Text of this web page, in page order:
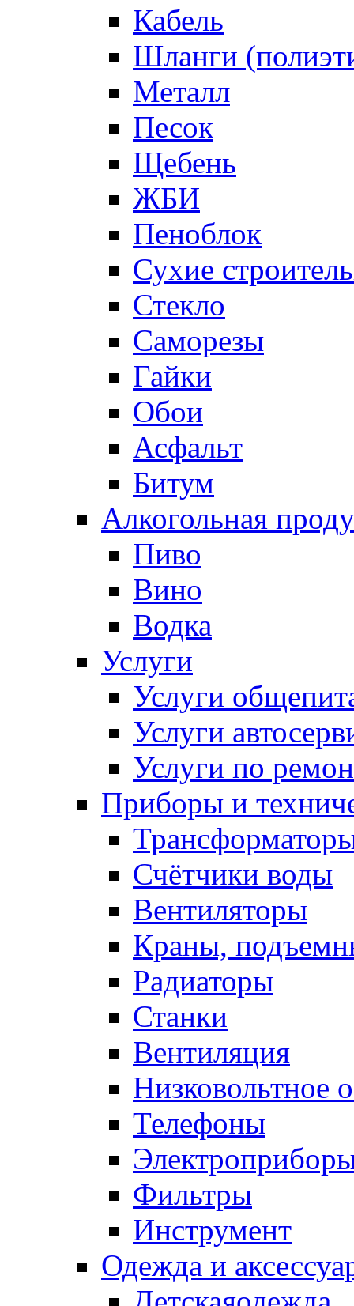
Кабель
Шланги
Металл
Песок
Щебень
ЖБИ
Пеноблок
Сухие
Стекло
Саморезы
Гайки
Обои
Асфальт
Битум
Алкогольная
Пиво
Вино
Водка
Услуги
Услуги
Услуги
Услуги по
Приборы и
Счётчики воды
Вентиляторы
Краны,
Радиаторы
Станки
Вентиляция
Низковольтное
Телефоны
Фильтры
Инструмент
Одежда и